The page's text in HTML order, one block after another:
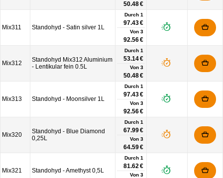
50.48 €
Mix311 Standohyd - Satin silver 1L
Durch 1
97.43 €
Von 3
92.56 €
Mix312
Standohyd Mix312 Aluminium
- Lentikular fein 0.5L
Durch 1
53.14 €
Von 3
50.48 €
Mix313 Standohyd - Moonsilver 1L
Durch 1
97.43 €
Von 3
92.56 €
Mix320
Standohyd - Blue Diamond
0,25L
Durch 1
67.99 €
Von 3
64.59 €
Mix321 Standohyd - Amethyst 0,5L
Durch 1
81.62 €
Von 3